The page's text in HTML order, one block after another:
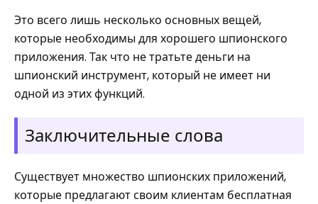
Это всего лишь несколько основных вещей,
которые необходимы для хорошего шпионского
приложения. Так что не тратьте деньги на
шпионский инструмент, который не имеет ни
одной из этих функций.
Заключительные слова
Существует множество шпионских приложений,
которые предлагают своим клиентам бесплатная